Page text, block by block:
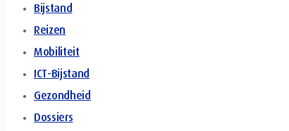
Bijstand
Reizen
Mobiliteit
ICT-Bijstand
Gezondheid
Dossiers